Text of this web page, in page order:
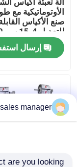
مراقبة الجودة
اطلب اقتباس
آلة وضع العلامات
آلة تعبئة
آلة تعبئة أكياس
الأوتوماتيكية مع
صنع الأكياس
هرتز لضمان أداء
إرسال
sales manager
are you looking